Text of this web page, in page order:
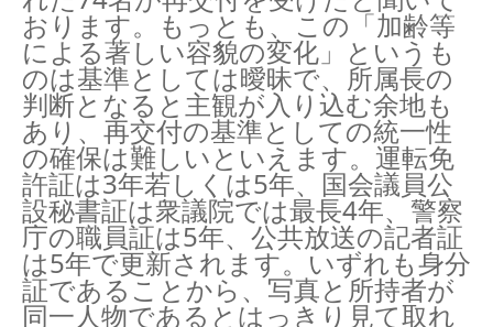
おります。もっとも、この「加齢等
による著しい容貌の変化」というも
のは基準としては曖昧で、所属長の
判断となると主観が入り込む余地も
あり、再交付の基準としての統一性
の確保は難しいといえます。運転免
許証は3年若しくは5年、国会議員公
設秘書証は衆議院では最長4年、警察
庁の職員証は5年、公共放送の記者証
は5年で更新されます。いずれも身分
証であることから、写真と所持者が
同一人物であるとはっきり見て取れ